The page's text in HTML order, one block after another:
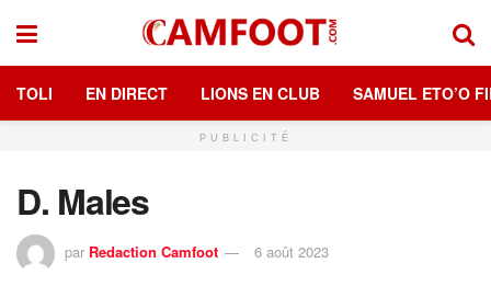
TOLI EN DIRECT LIONS EN CLUB SAMUEL ETO’O
PUBLICITÉ
D. Males
par Redaction Camfoot 6 août 2023